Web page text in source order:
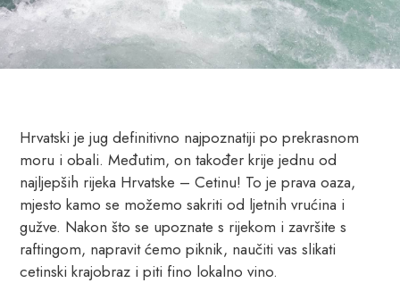
Hrvatski je jug definitivno najpoznatiji po prekrasnom
moru i obali. Međutim, on također krije jednu od
najljepših rijeka Hrvatske – Cetinu! To je prava oaza,
mjesto kamo se možemo sakriti od ljetnih vrućina i
gužve. Nakon što se upoznate s rijekom i završite s
raftingom, napravit ćemo piknik, naučiti vas slikati
cetinski krajobraz i piti fino lokalno vino.